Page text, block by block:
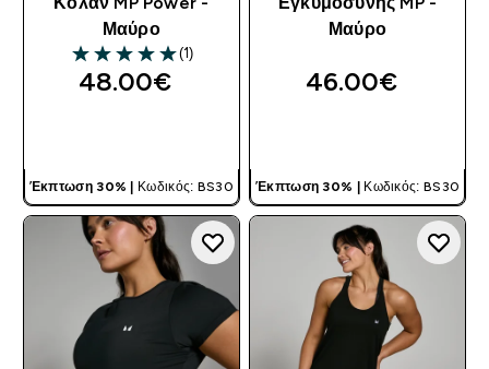
Μαύρο
5 out of 5 stars
(1)
48.00€‎
Έκπτωση 30% | Κωδικός: BS30
Μαύρο
46.00€‎
Έκπτωση 30% | Κωδικός: BS30